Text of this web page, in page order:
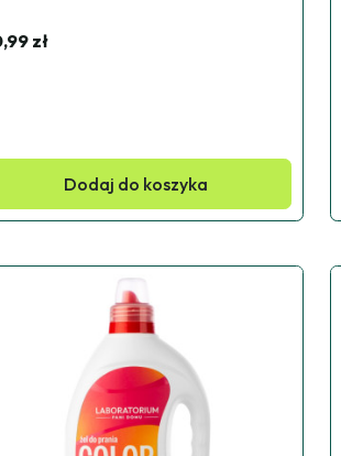
zł
Dodaj do koszyka